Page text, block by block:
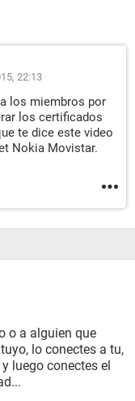
22:13
los miembros por
los certificados
te dice este video
Nokia Movistar.
o a alguien que
lo conectes a tu,
luego conectes el